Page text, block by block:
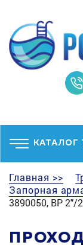
КАТАЛОГ
Главная >>
Запорная
3890050, ВР 2"/